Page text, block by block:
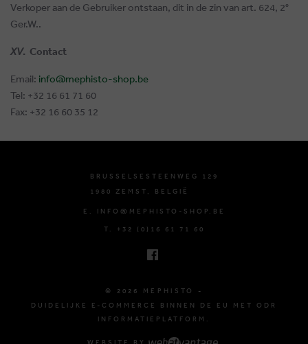
Verkoper aan de Gebruiker ontstaan, dit in de zin van art. 624, 2°
Ger.W..
XV. Contact
Email: info@mephisto-shop.be
Tel: +32 16 61 71 60
Fax: +32 16 60 35 12
BRUSSELSESTEENWEG 129
1980 ZEMST, BELGIË
E. INFO@MEPHISTO-SHOP.BE
T. +32 (0)16 61 71 60
© 2026 MEPHISTO -
DUIDELIJKE E-COMMERCE BINNEN DE EU MET ODR
INFORMATIEPLATFORM.